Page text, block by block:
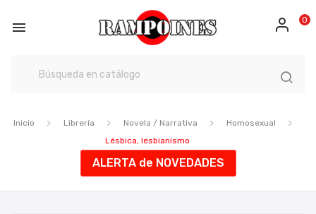
 0
Inicio Librería Novela / Narrativa
Homosexual
Lésbica, lesbianismo
ALERTA de NOVEDADES